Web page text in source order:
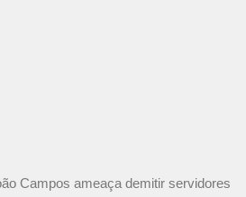
Campos ameaça demitir servidores